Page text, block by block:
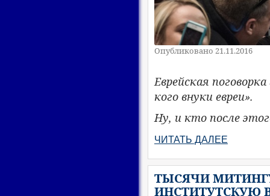
Опубликовано 21.11.2016
Еврейская
кого внуки евреи».
Ну, и кто после
ЧИТАТЬ ДАЛЕЕ
ТЫСЯЧИ
ИНСТИТУТСКУЮ